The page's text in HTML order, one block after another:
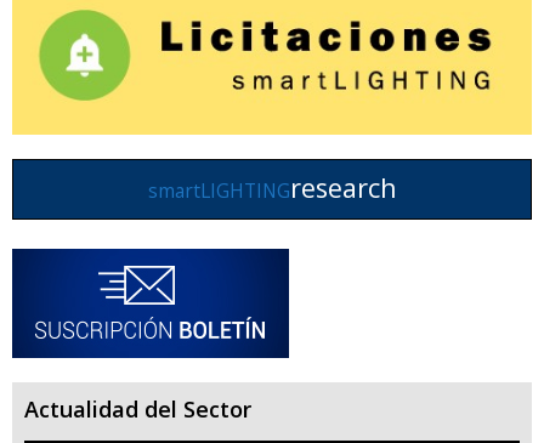
smartLIGHTINGresearch
Actualidad del Sector